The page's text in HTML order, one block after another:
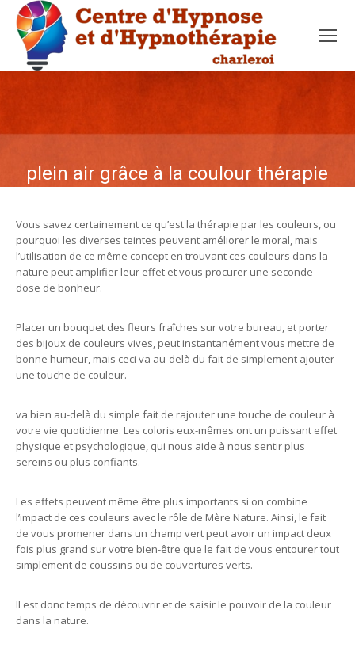
Le plein air grâce à la coulour thérapie
Vous savez certainement ce qu’est la thérapie par les couleurs, ou
pourquoi les diverses teintes peuvent améliorer le moral, mais
l’utilisation de ce même concept en trouvant ces couleurs dans la
nature peut amplifier leur effet et vous procurer une seconde
dose de bonheur.
Placer un bouquet des fleurs fraîches sur votre bureau, et porter
des bijoux de couleurs vives, peut instantanément vous mettre de
bonne humeur, mais ceci va au-delà du fait de simplement ajouter
une touche de couleur.
va bien au-delà du simple fait de rajouter une touche de couleur à
votre vie quotidienne. Les coloris eux-mêmes ont un puissant effet
physique et psychologique, qui nous aide à nous sentir plus
sereins ou plus confiants.
Les effets peuvent même être plus importants si on combine
l’impact de ces couleurs avec le rôle de Mère Nature. Ainsi, le fait
de vous promener dans un champ vert peut avoir un impact deux
fois plus grand sur votre bien-être que le fait de vous entourer tout
simplement de coussins ou de couvertures verts.
Il est donc temps de découvrir et de saisir le pouvoir de la couleur
dans la nature.